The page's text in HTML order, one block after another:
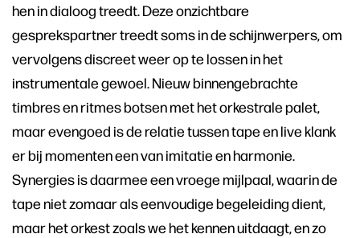
hen in dialoog treedt. Deze onzichtbare
gesprekspartner treedt soms in de schijnwerpers, om
vervolgens discreet weer op te lossen in het
instrumentale gewoel. Nieuw binnengebrachte
timbres en ritmes botsen met het orkestrale palet,
maar evengoed is de relatie tussen tape en live klank
er bij momenten een van imitatie en harmonie.
Synergies is daarmee een vroege mijlpaal, waarin de
tape niet zomaar als eenvoudige begeleiding dient,
maar het orkest zoals we het kennen uitdaagt, en zo